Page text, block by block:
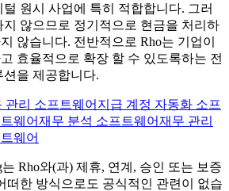
원시 사업에 특히 적합합니다. 그러
않으므로 정기적으로 현금을 처리하
않습니다. 전반적으로 Rho는 기업이
효율적으로 확장 할 수 있도록하는 전
을 제공합니다.
관리 소프트웨어 지급 계정 자동화 소프
웨어재무 분석 소프트웨어재무 관리
웨어
는 Rho와(과) 제휴, 연계, 승인 또는 보증
떠한 방식으로도 공식적인 관련이 없습